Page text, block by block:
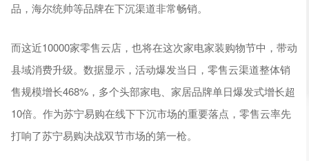
品，海尔统帅等品牌在下沉渠道非常畅销。
而这近10000家零售云店，也将在这次家电家装购物节中，带动
县域消费升级。数据显示，活动爆发当日，零售云渠道整体销
售规模增长468%，多个头部家电、家居品牌单日爆发式增长超
10倍。作为苏宁易购在线下下沉市场的重要落点，零售云率先
打响了苏宁易购决战双节市场的第一枪。